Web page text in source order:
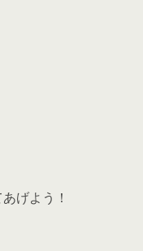
げよう！